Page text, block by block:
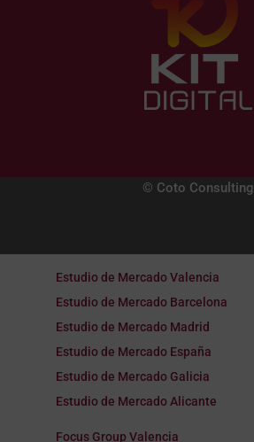
© Coto Consulting
Estudio de Mercado Valencia
Estudio de Mercado Barcelona
Estudio de Mercado Madrid
Estudio de Mercado España
Estudio de Mercado Galicia
Estudio de Mercado Alicante
Focus Group Valencia